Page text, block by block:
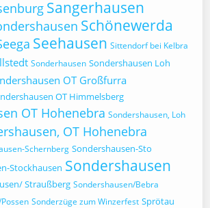
Sangerhausen
Schönewerda
Seehausen Sittendorf bei Kelbra
Sonderhausen Sondershausen Loh
OT Großfurra
OT Himmelsberg
OT Hohenebra Sondershausen, Loh
OT Hohenebra
Schernberg Sondershausen-Sto
Stockhausen Sondershausen
Straußberg Sondershausen/Bebra
Sonderzüge zum Winzerfest Sprötau